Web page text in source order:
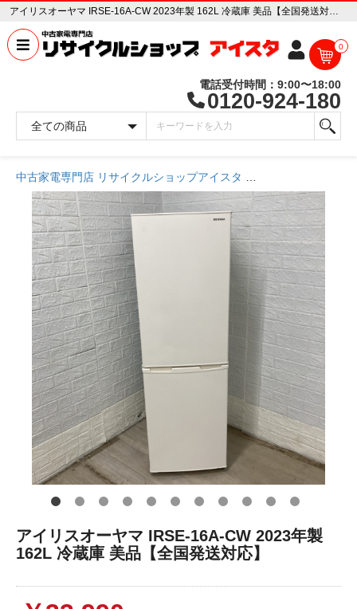
アイリスオーヤマ IRSE-16A-CW 2023年製 162L 冷蔵庫 美品【全国発送対応】 中古家電販売専門店 リサイクルショップ アイスタ
0
電話受付時間：9:00〜18:00
0120-924-180
中古家電専門店 リサイクルショップアイスタ
アイリスオーヤマ IRSE-16A-CW 2023年製
162L 冷蔵庫 美品【全国発送対応】